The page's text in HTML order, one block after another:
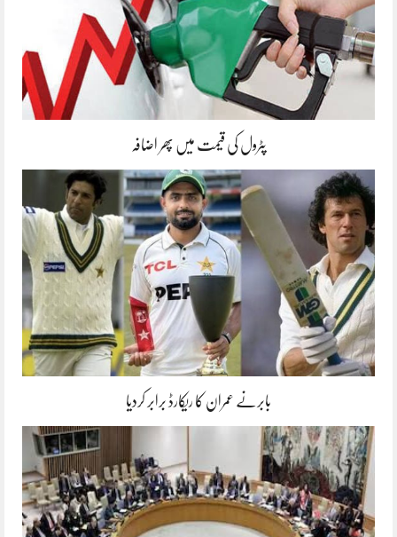
پٹرول کی قیمت میں پھر اضافہ
بابرنے عمران کا ریکارڈ برابر کردیا